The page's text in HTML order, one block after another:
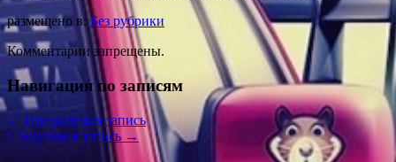
размещено в: Без рубрики
Комментарии запрещены.
Навигация по записям
← Предыдущая запись
Следующая запись →